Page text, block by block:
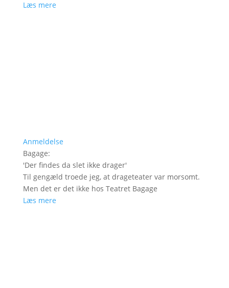
Læs mere
Anmeldelse
Bagage:
'Der findes da slet ikke drager'
Til gengæld troede jeg, at drageteater var morsomt.
Men det er det ikke hos Teatret Bagage
Læs mere